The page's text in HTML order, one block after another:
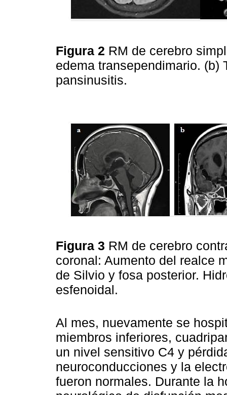
Figura 2 RM de cerebro
edema transependimario. (b)
pansinusitis.
Figura 3 RM de cerebro
coronal: Aumento del realce
de Silvio y fosa posterior.
esfenoidal.
Al mes, nuevamente se
miembros inferiores,
un nivel sensitivo C4 y
neuroconducciones y la
fueron normales. Durante la